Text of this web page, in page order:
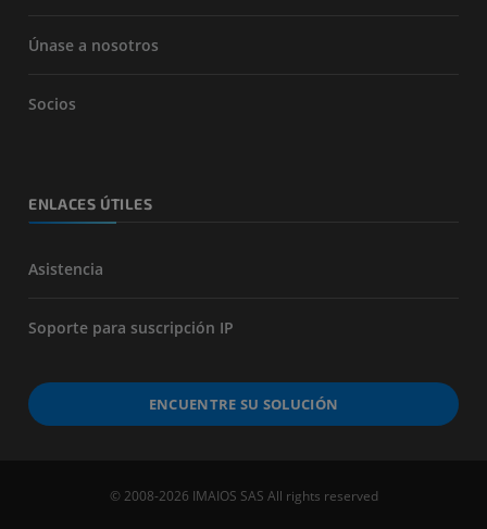
Únase a nosotros
Socios
ENLACES ÚTILES
Asistencia
Soporte para suscripción IP
ENCUENTRE SU SOLUCIÓN
© 2008-2026 IMAIOS SAS All rights reserved